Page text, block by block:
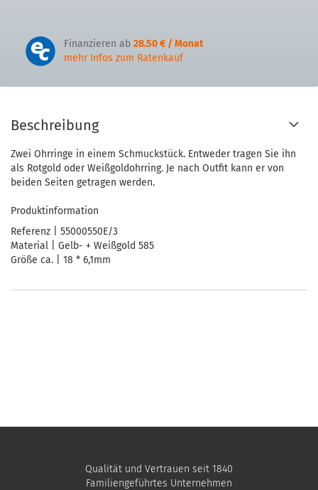
Finanzieren ab 28.50 € / Monat
mehr Infos zum Ratenkauf
Beschreibung
Zwei Ohrringe in einem Schmuckstück. Entweder tragen Sie ihn
als Rotgold oder Weißgoldohrring. Je nach Outfit kann er von
beiden Seiten getragen werden.
Produktinformation
Referenz | 55000550E/3
Material | Gelb- + Weißgold 585
Größe ca. | 18 * 6,1mm
Qualität und Vertrauen seit 1840
Familiengeführtes Unternehmen